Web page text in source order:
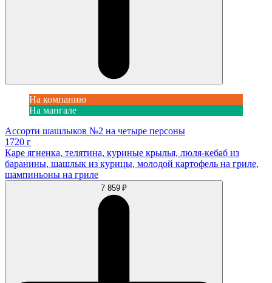
На компанию
На мангале
Ассорти шашлыков №2 на четыре персоны
1720 г
Каре ягненка, телятина, куриные крылья, люля-кебаб из
баранины, шашлык из курицы, молодой картофель на гриле,
шампиньоны на гриле
7 859 ₽